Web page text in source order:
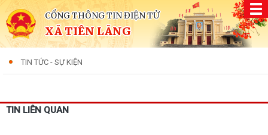
CỔNG THÔNG TIN ĐIỆN TỬ
XÃ TIÊN LÃNG
TIN TỨC - SỰ KIỆN
TIN LIÊN QUAN